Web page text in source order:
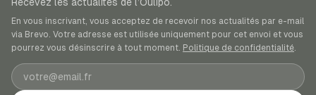
En vous inscrivant, vous acceptez de recevoir nos actualités par e-mail
via Brevo. Votre adresse est utilisée uniquement pour cet envoi et vous
pourrez vous désinscrire à tout moment. Politique de confidentialité.
Adresse e-mail